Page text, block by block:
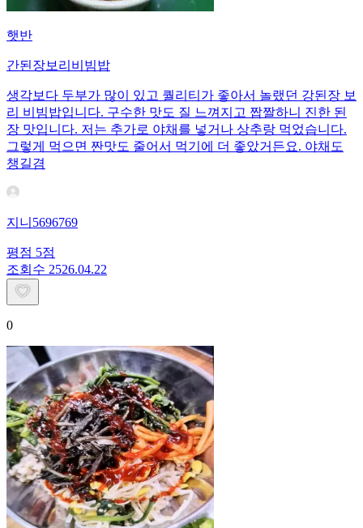
햇반
간된장보리비빔밥
생각보다 두부가 많이 있고 퀄리티가 좋아서 놀랬던 강된장 보
리 비빔밥입니다. 구수한 맛도 질 느껴지고 짭짤하니 진한 된
장 맛입니다. 저는 추가로 야채를 넣거나 상추랑 먹었습니다.
그렇게 먹으면 짠맛도 줄어서 먹기에 더 좋았거든요. 야채도
챙길겸
지니5696769
평점 5점
조회수 2526.04.22
0